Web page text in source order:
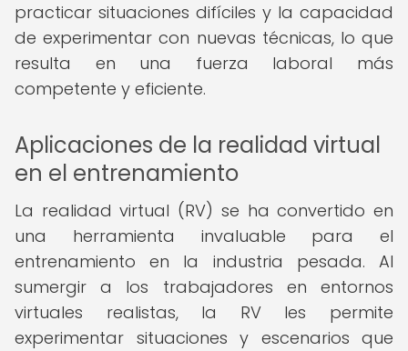
practicar situaciones difíciles y la capacidad
de experimentar con nuevas técnicas, lo que
resulta en una fuerza laboral más
competente y eficiente.
Aplicaciones de la realidad virtual
en el entrenamiento
La realidad virtual (RV) se ha convertido en
una herramienta invaluable para el
entrenamiento en la industria pesada. Al
sumergir a los trabajadores en entornos
virtuales realistas, la RV les permite
experimentar situaciones y escenarios que